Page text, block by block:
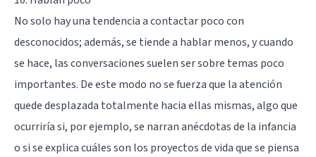
No solo hay una tendencia a contactar poco con
desconocidos; además, se tiende a hablar menos, y cuando
se hace, las conversaciones suelen ser sobre temas poco
importantes. De este modo no se fuerza que la atención
quede desplazada totalmente hacia ellas mismas, algo que
ocurriría si, por ejemplo, se narran anécdotas de la infancia
o si se explica cuáles son los proyectos de vida que se piensa